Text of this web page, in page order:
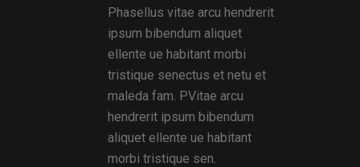
Phasellus vitae arcu hendrerit
ipsum bibendum aliquet
ellente ue habitant morbi
tristique senectus et netu et
maleda fam. PVitae arcu
hendrerit ipsum bibendum
aliquet ellente ue habitant
morbi tristique sen.